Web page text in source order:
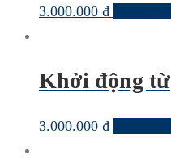
3.000.000 ₫
Khởi động từ
3.000.000 ₫